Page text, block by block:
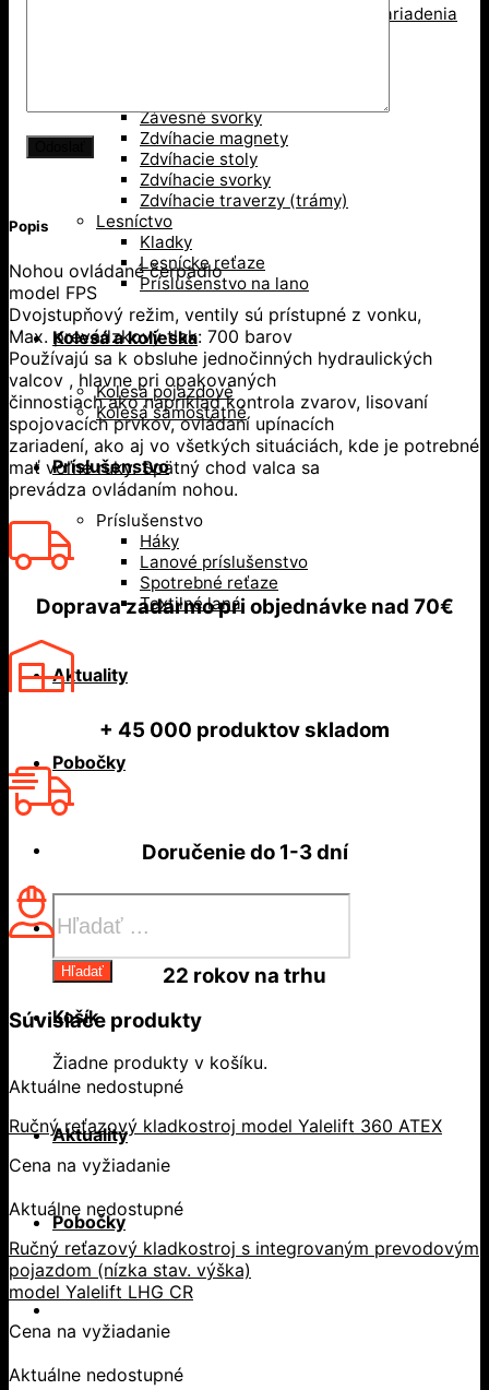
Prísavky a Vakuové zdvíhacie zariadenia
Závesné svorky
Zdvíhacie magnety
Zdvíhacie stoly
Zdvíhacie svorky
Zdvíhacie traverzy (trámy)
Lesníctvo
Kladky
Lesnícke reťaze
Príslušenstvo na lano
Kolesá a kolieska
Kolesá pojazdové
Kolesá samostatné
Príslušenstvo
Príslušenstvo
Háky
Lanové príslušenstvo
Spotrebné reťaze
Textilné laná
Aktuality
Pobočky
search
Hľadať
Košík
Žiadne produkty v košíku.
Aktuality
Pobočky
Popis
Nohou ovládané čerpadlo
model FPS
Dvojstupňový režim, ventily sú prístupné z vonku,
Max. prevádzkový tlak: 700 barov
Používajú sa k obsluhe jednočinných hydraulických
valcov , hlavne pri opakovaných
činnostiach ako napríklad kontrola zvarov, lisovaní
spojovacích prvkov, ovládaní upínacích
zariadení, ako aj vo všetkých situáciách, kde je potrebné
mať voľné ruky. Spätný chod valca sa
prevádza ovládaním nohou.
Doprava zadarmopri objednávke nad 70€
+ 45 000 produktov skladom
Doručenie do1-3 dní
22 rokov na trhu
Súvisiace produkty
Aktuálne nedostupné
Ručný reťazový kladkostroj model Yalelift 360 ATEX
Cena na vyžiadanie
Aktuálne nedostupné
Ručný reťazový kladkostroj s integrovaným prevodovým
pojazdom (nízka stav. výška)
model Yalelift LHG CR
Cena na vyžiadanie
Aktuálne nedostupné